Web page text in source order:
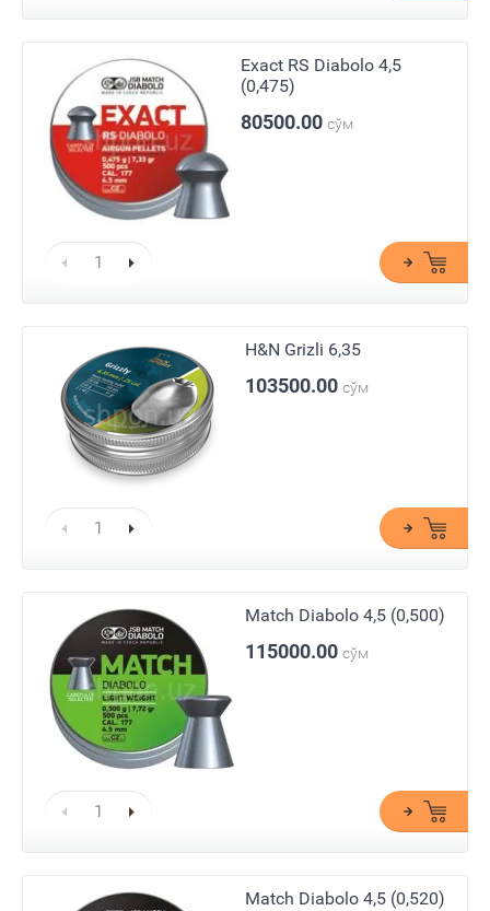
Exact RS Diabolo 4,5
(0,475)
80500.00 сўм
H&N Grizli 6,35
103500.00 сўм
Match Diabolo 4,5 (0,500)
115000.00 сўм
Match Diabolo 4,5 (0,520)